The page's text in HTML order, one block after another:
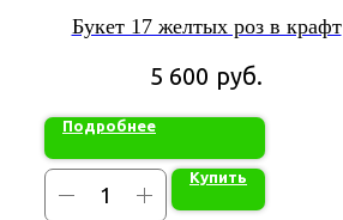
Букет 17 желтых роз в крафт
5 600 руб.
Подробнее
Купить